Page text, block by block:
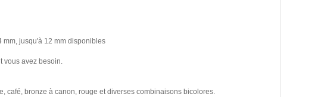
mm, jusqu'à 12 mm disponibles
vous avez besoin.
café, bronze à canon, rouge et diverses combinaisons bicolores.